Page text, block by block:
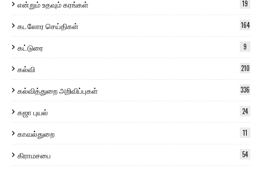
என்றும் உதவும் கரங்கள் 19
கடலோர செய்திகள் 164
கட்டுரை 9
கல்வி 210
கல்வித்துறை அறிவிப்புகள் 336
கஜா புயல் 24
காவல்துறை 11
கிராமசபை 54